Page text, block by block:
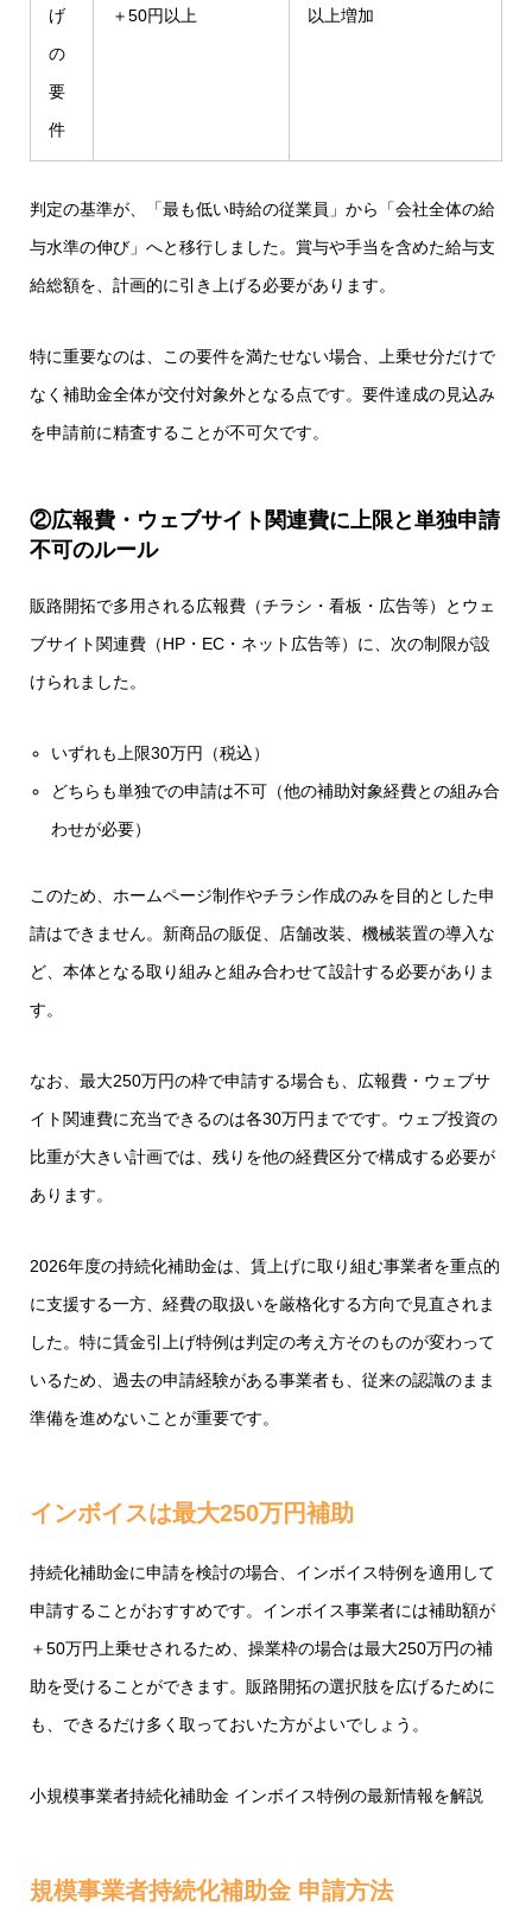
げ
の
要
件
＋50円以上 以上増加
判定の基準が、「最も低い時給の従業員」から「会社全体の給
与水準の伸び」へと移行しました。賞与や手当を含めた給与支
給総額を、計画的に引き上げる必要があります。
特に重要なのは、この要件を満たせない場合、上乗せ分だけで
なく補助金全体が交付対象外となる点です。要件達成の見込み
を申請前に精査することが不可欠です。
②広報費・ウェブサイト関連費に上限と単独申請
不可のルール
販路開拓で多用される広報費（チラシ・看板・広告等）とウェ
ブサイト関連費（HP・EC・ネット広告等）に、次の制限が設
けられました。
いずれも上限30万円（税込）
どちらも単独での申請は不可（他の補助対象経費との組み合
わせが必要）
このため、ホームページ制作やチラシ作成のみを目的とした申
請はできません。新商品の販促、店舗改装、機械装置の導入な
ど、本体となる取り組みと組み合わせて設計する必要がありま
す。
なお、最大250万円の枠で申請する場合も、広報費・ウェブサ
イト関連費に充当できるのは各30万円までです。ウェブ投資の
比重が大きい計画では、残りを他の経費区分で構成する必要が
あります。
2026年度の持続化補助金は、賃上げに取り組む事業者を重点的
に支援する一方、経費の取扱いを厳格化する方向で見直されま
した。特に賃金引上げ特例は判定の考え方そのものが変わって
いるため、過去の申請経験がある事業者も、従来の認識のまま
準備を進めないことが重要です。
インボイスは最大250万円補助
持続化補助金に申請を検討の場合、インボイス特例を適用して
申請することがおすすめです。インボイス事業者には補助額が
＋50万円上乗せされるため、操業枠の場合は最大250万円の補
助を受けることができます。販路開拓の選択肢を広げるために
も、できるだけ多く取っておいた方がよいでしょう。
小規模事業者持続化補助金 インボイス特例の最新情報を解説
規模事業者持続化補助金 申請方法